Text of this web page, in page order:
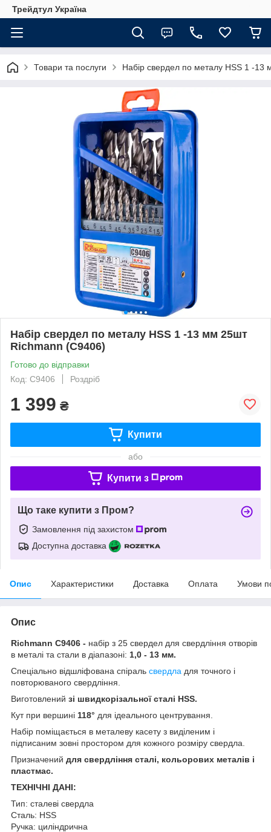
Трейдтул Україна
Товари та послуги Набір свердел по металу HSS 1 -
Набір свердел по металу HSS 1 -13 мм 25шт
Richmann (C9406)
Готово до відправки
Код: C9406
Роздріб
1 399 ₴
Купити
або
Купити з
Що таке купити з Пром?
Замовлення під захистом
Доступна доставка
Опис Характеристики Доставка Оплата Умови
Опис
Richmann C9406 - набір з 25 свердел для свердління отворів
в металі та стали в діапазоні: 1,0 - 13 мм.
Спеціально відшліфована спіраль свердла для точного і
повторюваного свердління.
Виготовлений зі швидкорізальної сталі HSS.
Кут при вершині 118° для ідеального центрування.
Набір поміщається в металеву касету з виділеним і
підписаним зовні простором для кожного розміру свердла.
Призначений для свердління сталі, кольорових металів і
пластмас.
ТЕХНІЧНІ ДАНІ:
Тип: сталеві свердла
Сталь: HSS
Ручка: циліндрична